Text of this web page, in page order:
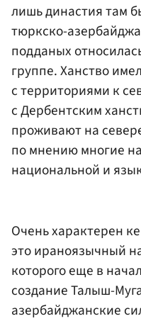
лишь династия там
тюркско-
подданых
группе. Ханство
с территориями к
с Дербентским
проживают на
по мнению многие
национальной и
Очень характерен
это ираноязычный
которого еще в
создание Талыш-
азербайджанские